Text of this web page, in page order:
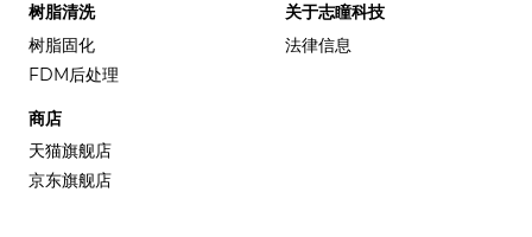
树脂清洗
树脂固化
FDM后处理
商店
天猫旗舰店
京东旗舰店
关于志瞳科技
法律信息